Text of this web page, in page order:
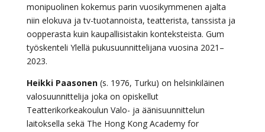
monipuolinen kokemus parin vuosikymmenen ajalta
niin elokuva ja tv-tuotannoista, teatterista, tanssista ja
oopperasta kuin kaupallisistakin konteksteista. Gum
työskenteli Ylellä pukusuunnittelijana vuosina 2021–
2023.
Heikki Paasonen(s. 1976, Turku) on helsinkiläinen
valosuunnittelija joka on opiskellut
Teatterikorkeakoulun Valo- ja äänisuunnittelun
laitoksella sekä The Hong Kong Academy for